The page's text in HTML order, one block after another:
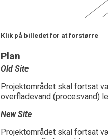
Klik på billedet for at forstørre
Plan
Old Site
Projektområdet skal fortsat
overfladevand (procesvand)
New Site
Projektområdet skal fortsat